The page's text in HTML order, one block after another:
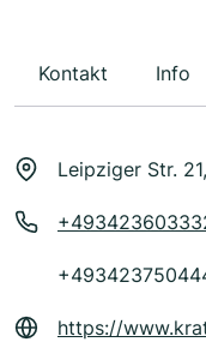
Kontakt Info
Leipziger Str.
https://